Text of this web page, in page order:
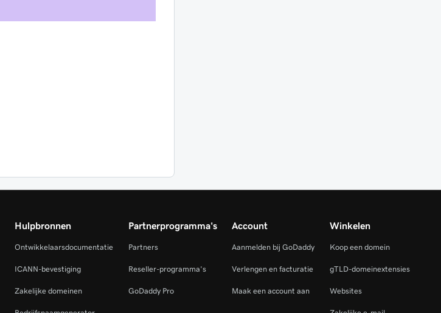
Hulpbronnen
Ontwikkelaarsdocumentatie
ICANN-bevestiging
Zakelijke domeinen
Partnerprogramma's
Partners
Reseller-programma's
GoDaddy Pro
Account
Aanmelden bij GoDaddy
Verlengen en facturatie
Maak een account aan
Winkelen
Koop een domein
gTLD-domeinextensies
Websites